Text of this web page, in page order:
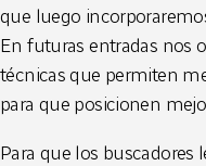
que luego
En futuras entradas nos
técnicas que permiten
para que posicionen
Para que los